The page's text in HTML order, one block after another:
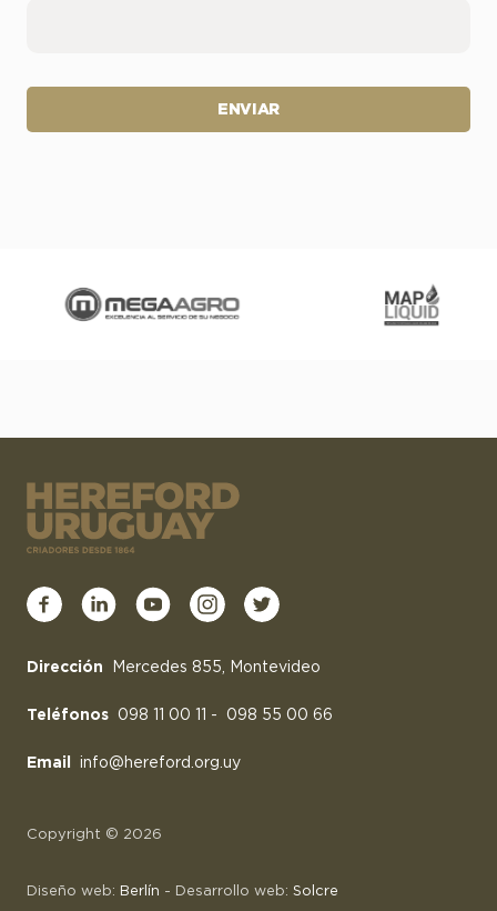
ENVIAR
Dirección Mercedes 855, Montevideo
Teléfonos 098 11 00 11 - 098 55 00 66
Email info@hereford.org.uy
Copyright © 2026
Diseño web: Berlín - Desarrollo web: Solcre